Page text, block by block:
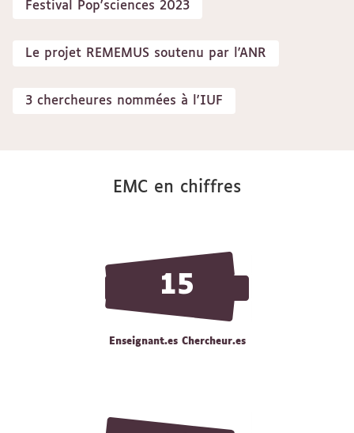
Festival Pop'sciences 2023
Le projet REMEMUS soutenu par l'ANR
3 chercheures nommées à l'IUF
EMC en chiffres
15
Enseignant.es Chercheur.es